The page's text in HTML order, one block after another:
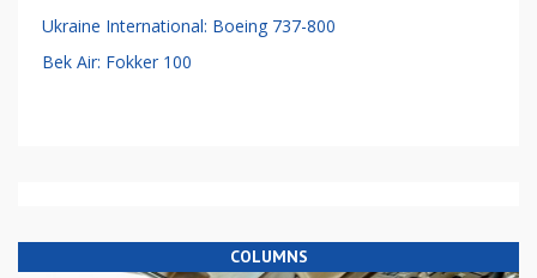
Ukraine International: Boeing 737-800
Bek Air: Fokker 100
COLUMNS